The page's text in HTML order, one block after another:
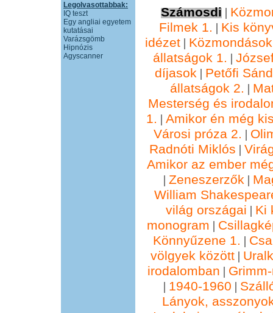
Legolvasottabbak:
IQ teszt
Egy angliai egyetem
kutatásai
Varázsgömb
Hipnózis
Agyscanner
Számosdi|
Filmek 1. | Kis
idézet |
állatságok 1. |
díjasok | Petőfi
állatságok 2. |
Mesterség és
1. | Amikor én még
Városi próza 2. |
Radnóti Miklós |
Amikor az ember
| Zeneszerzők |
William
világ országai | Ki
monogram |
Könnyűzene 1. |
völgyek között |
irodalomban |
| 1940-1960 |
Lányok,